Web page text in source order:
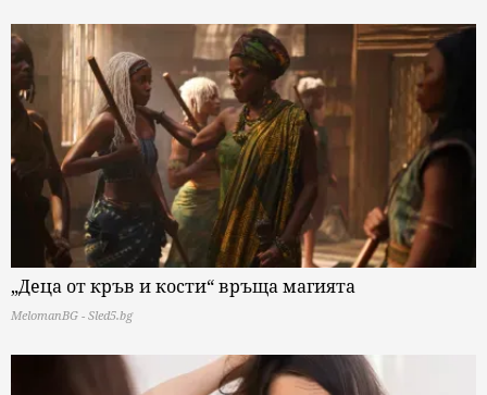
„Деца от кръв и кости“ връща магията
MelomanBG - Sled5.bg